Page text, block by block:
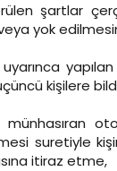
şartlar
yok
yapılan
kişilere
münhasıran
suretiyle
itiraz etme,